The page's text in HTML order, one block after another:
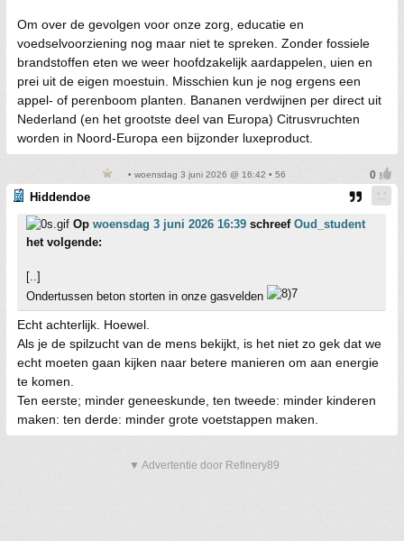
Om over de gevolgen voor onze zorg, educatie en
voedselvoorziening nog maar niet te spreken. Zonder fossiele
brandstoffen eten we weer hoofdzakelijk aardappelen, uien en
prei uit de eigen moestuin. Misschien kun je nog ergens een
appel- of perenboom planten. Bananen verdwijnen per direct uit
Nederland (en het grootste deel van Europa) Citrusvruchten
worden in Noord-Europa een bijzonder luxeproduct.
• woensdag 3 juni 2026 @ 16:42 • 56
Hiddendoe
Op woensdag 3 juni 2026 16:39 schreef Oud_student
het volgende:
[..]
Ondertussen beton storten in onze gasvelden
Echt achterlijk. Hoewel.
Als je de spilzucht van de mens bekijkt, is het niet zo gek dat we
echt moeten gaan kijken naar betere manieren om aan energie
te komen.
Ten eerste; minder geneeskunde, ten tweede: minder kinderen
maken: ten derde: minder grote voetstappen maken.
▼ Advertentie door Refinery89